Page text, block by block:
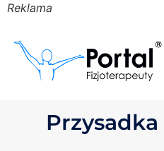
Reklama